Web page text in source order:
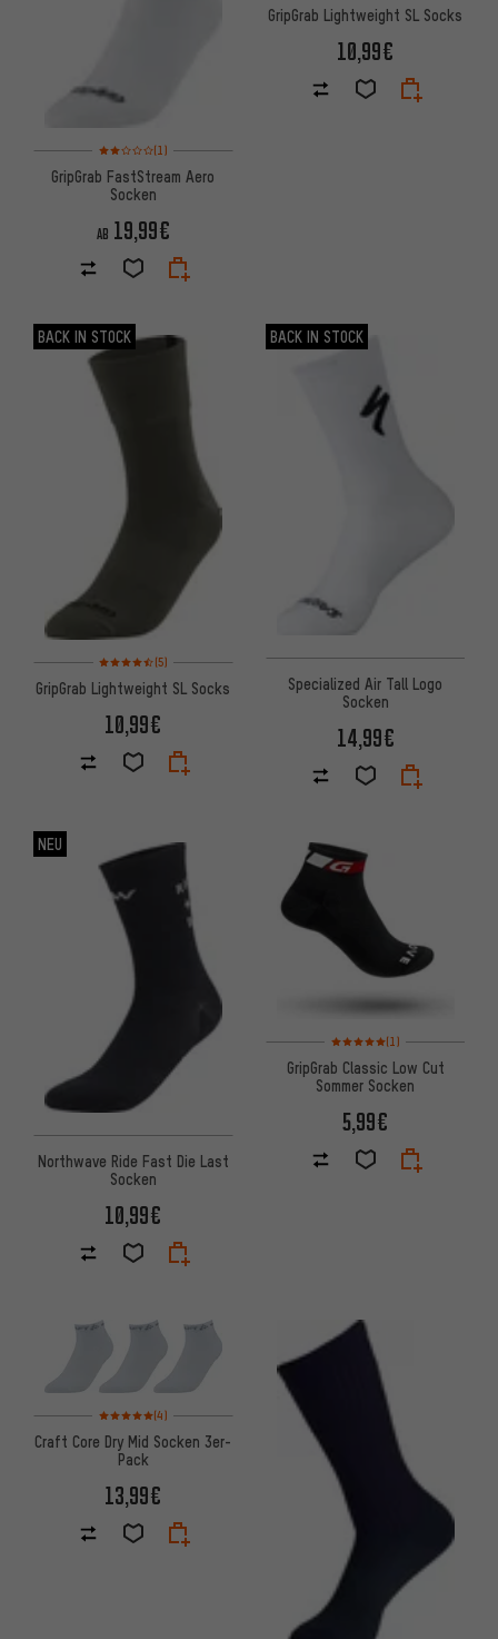
Bewertungen: 2 von 5 basierend auf 1 Bewertungen
(1)
GripGrab FastStream Aero
Socken
AB 19,99€
GripGrab Lightweight SL Socks
10,99€
BACK IN STOCK
Bewertungen: 4,5 von 5 basierend auf 5 Bewertungen
(5)
GripGrab Lightweight SL Socks
10,99€
BACK IN STOCK
Specialized Air Tall Logo
Socken
14,99€
NEU
Northwave Ride Fast Die Last
Socken
10,99€
Bewertungen: 5 von 5
(1)
GripGrab Classic Low Cut
Sommer Socken
5,99€
Bewertungen: 5 von 5 basierend auf 4 Bewertungen
(4)
Craft Core Dry Mid Socken 3er-
Pack
13,99€